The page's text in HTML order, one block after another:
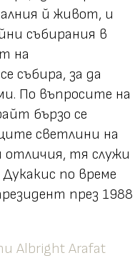
й живот, и
събирания в
на
събира, за да
По въпросите на
бързо се
светлини на
отличия, тя служи
по време
през 1988